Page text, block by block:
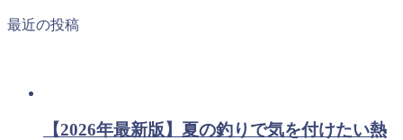
最近の投稿
【2026年最新版】夏の釣りで気を付けたい熱